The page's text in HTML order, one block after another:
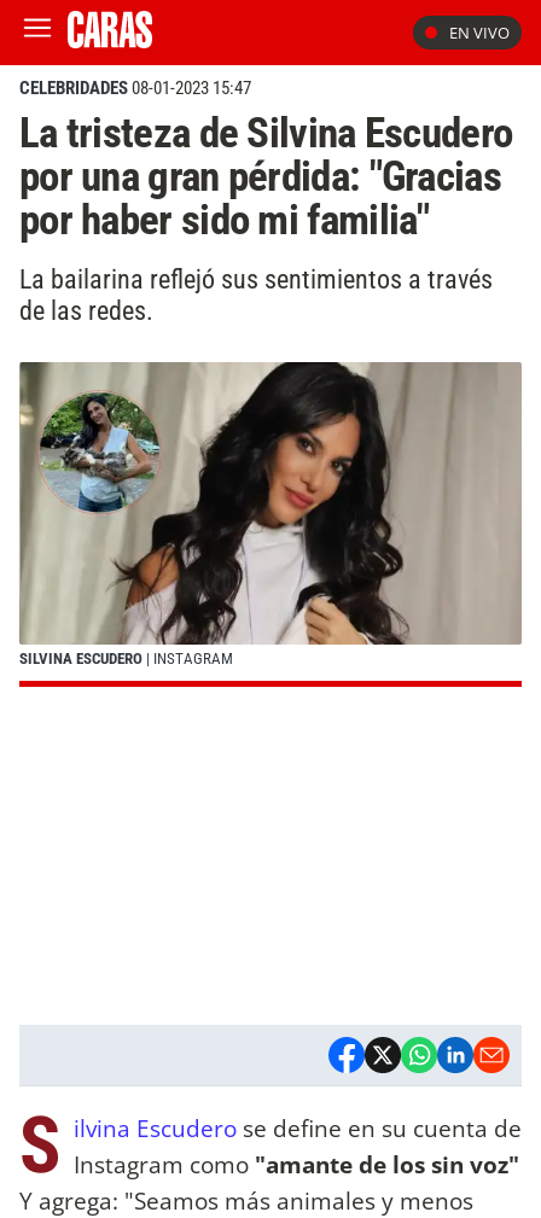
EN VIVO
CELEBRIDADES08-01-2023 15:47
La tristeza de Silvina Escudero
por una gran pérdida: "Gracias
por haber sido mi familia"
La bailarina reflejó sus sentimientos a través
de las redes.
SILVINA ESCUDERO | INSTAGRAM
S ilvina Escudero se define en su cuenta de
Instagram como "amante de los sin voz"
Y agrega: "Seamos más animales y menos